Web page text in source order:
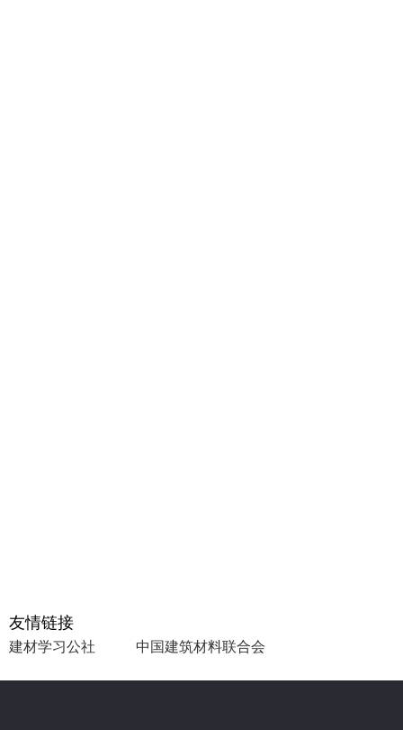
友情链接
建材学习公社 中国建筑材料联合会